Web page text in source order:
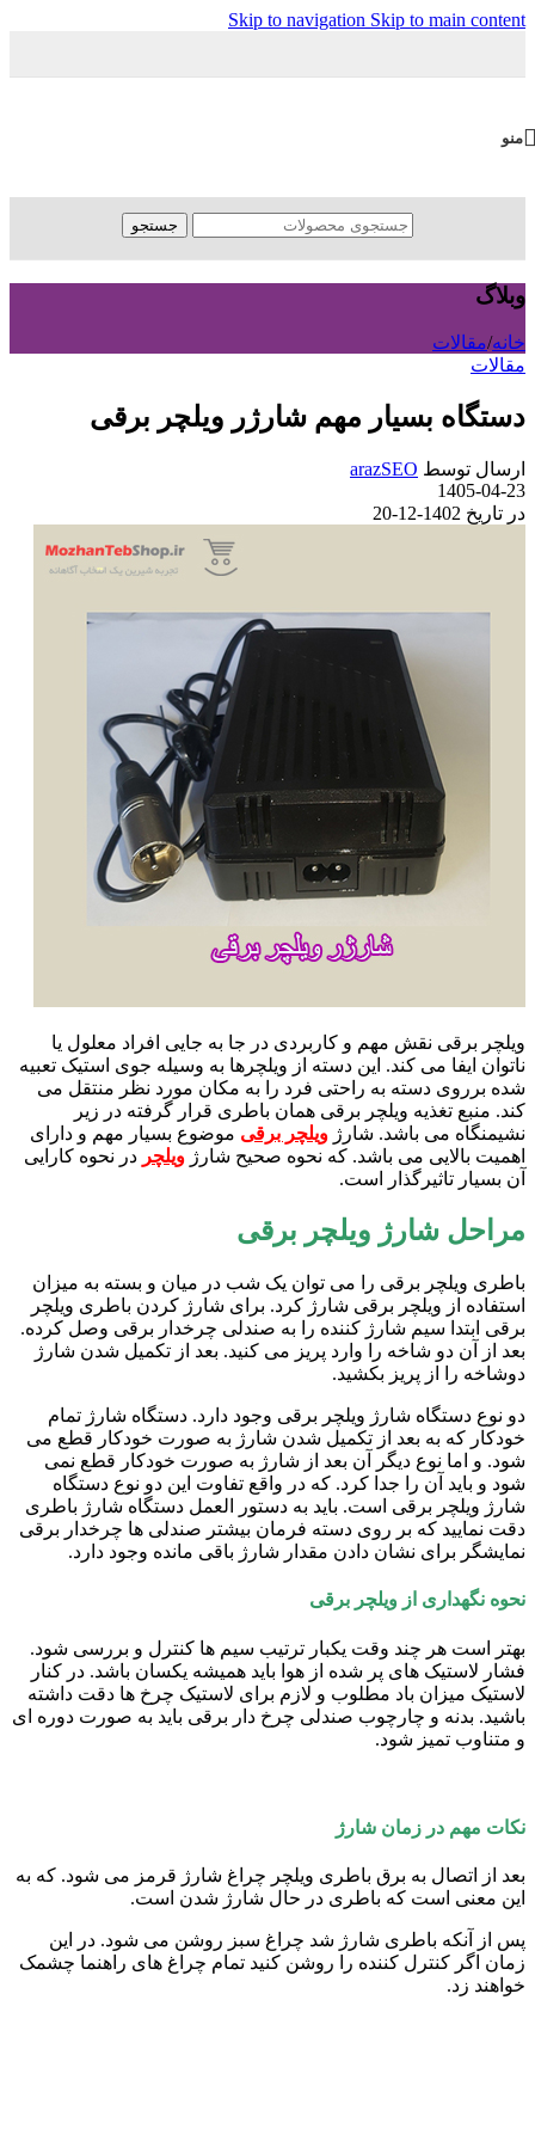
Skip to navigation Skip to main content
منو
جستجو
وبلاگ
خانه/مقالات
مقالات
دستگاه بسیار مهم شارژر ویلچر برقی
ارسال توسط arazSEO
1405-04-23
در تاریخ 1402-12-20
ویلچر برقی نقش مهم و کاربردی در جا به جایی افراد معلول یا
ناتوان ایفا می کند. این دسته از ویلچرها به وسیله جوی استیک تعبیه
شده برروی دسته به راحتی فرد را به مکان مورد نظر منتقل می
کند. منبع تغذیه ویلچر برقی همان باطری قرار گرفته در زیر
نشیمنگاه می باشد. شارژ ویلچر برقی موضوع بسیار مهم و دارای
اهمیت بالایی می باشد. که نحوه صحیح شارژ ویلچر در نحوه کارایی
آن بسیار تاثیرگذار است.
مراحل شارژ ویلچر برقی
باطری ویلچر برقی را می توان یک شب در میان و بسته به میزان
استفاده از ویلچر برقی شارژ کرد. برای شارژ کردن باطری ویلچر
برقی ابتدا سیم شارژ کننده را به صندلی چرخدار برقی وصل کرده.
بعد از آن دو شاخه را وارد پریز می کنید. بعد از تکمیل شدن شارژ
دوشاخه را از پریز بکشید.
دو نوع دستگاه شارژ ویلچر برقی وجود دارد. دستگاه شارژ تمام
خودکار که به بعد از تکمیل شدن شارژ به صورت خودکار قطع می
شود. و اما نوع دیگر آن بعد از شارژ به صورت خودکار قطع نمی
شود و باید آن را جدا کرد. که در واقع تفاوت این دو نوع دستگاه
شارژ ویلچر برقی است. باید به دستور العمل دستگاه شارژ باطری
دقت نمایید که بر روی دسته فرمان بیشتر صندلی ها چرخدار برقی
نمایشگر برای نشان دادن مقدار شارژ باقی مانده وجود دارد.
نحوه نگهداری از ویلچر برقی
بهتر است هر چند وقت یکبار ترتیب سیم ها کنترل و بررسی شود.
فشار لاستیک های پر شده از هوا باید همیشه یکسان باشد. در کنار
لاستیک میزان باد مطلوب و لازم برای لاستیک چرخ ها دقت داشته
باشید. بدنه و چارچوب صندلی چرخ دار برقی باید به صورت دوره ای
و متناوب تمیز شود.
نکات مهم در زمان شارژ
بعد از اتصال به برق باطری ویلچر چراغ شارژ قرمز می شود. که به
این معنی است که باطری در حال شارژ شدن است.
پس از آنکه باطری شارژ شد چراغ سبز روشن می شود. در این
زمان اگر کنترل کننده را روشن کنید تمام چراغ های راهنما چشمک
خواهند زد.